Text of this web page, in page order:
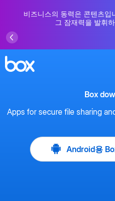
비즈니스의 동력은 콘텐츠입
그 잠재력을 발휘
Box
Apps for secure file sharing
Android용